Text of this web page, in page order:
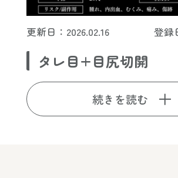
更新日：2026.02.16 登録
タレ目+目尻切開
続きを読む